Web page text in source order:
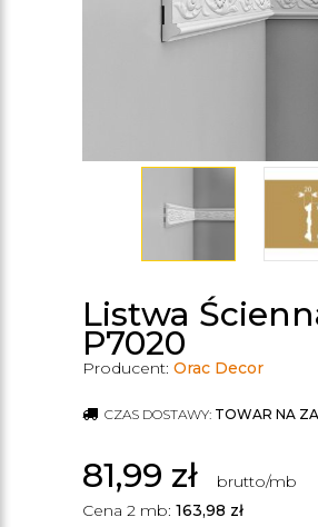
Listwa
P7020
Producent: Orac Decor
CZAS DOSTAWY: TOWAR NA
81,99 zł
brutto/mb
Cena 2 mb: 163,98 zł